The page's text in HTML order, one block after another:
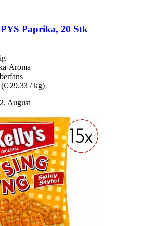
Paprika, 20 Stk
Aroma
(€ 29,33 / kg)
August